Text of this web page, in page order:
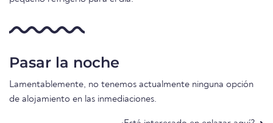
Pasar la noche
Lamentablemente, no tenemos actualmente ninguna opción
de alojamiento en las inmediaciones.